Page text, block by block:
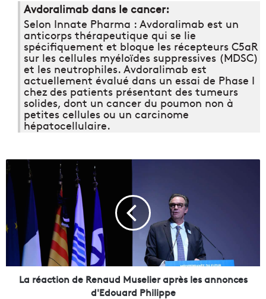
Avdoralimab dans le cancer:
Selon Innate Pharma : Avdoralimab est un
anticorps thérapeutique qui se lie
spécifiquement et bloque les récepteurs C5aR
sur les cellules myéloïdes suppressives (MDSC)
et les neutrophiles. Avdoralimab est
actuellement évalué dans un essai de Phase I
chez des patients présentant des tumeurs
solides, dont un cancer du poumon non à
petites cellules ou un carcinome
hépatocellulaire.
L
a
c
o
La réaction de Renaud Muselier après les annonces
d'Edouard Philippe